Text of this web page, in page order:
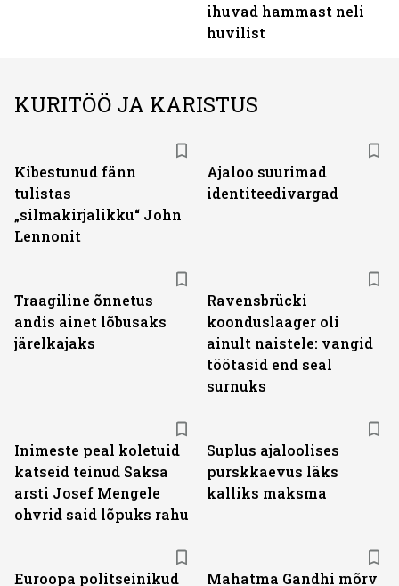
ihuvad hammast neli
huvilist
KURITÖÖ JA KARISTUS
Kibestunud fänn
tulistas
„silmakirjalikku“ John
Lennonit
Ajaloo suurimad
identiteedivargad
Traagiline õnnetus
andis ainet lõbusaks
järelkajaks
Ravensbrücki
koonduslaager oli
ainult naistele: vangid
töötasid end seal
surnuks
Inimeste peal koletuid
katseid teinud Saksa
arsti Josef Mengele
ohvrid said lõpuks rahu
Suplus ajaloolises
purskkaevus läks
kalliks maksma
Euroopa politseinikud Mahatma Gandhi mõrv